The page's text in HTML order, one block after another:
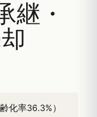
継・
化率36.3%）